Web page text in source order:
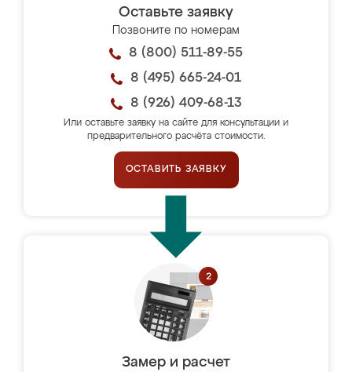
Оставьте заявку
Позвоните по номерам
8 (800) 511-89-55
8 (495) 665-24-01
8 (926) 409-68-13
Или оставьте заявку на сайте для консультации и
предварительного расчёта стоимости.
ОСТАВИТЬ ЗАЯВКУ
Замер и расчет